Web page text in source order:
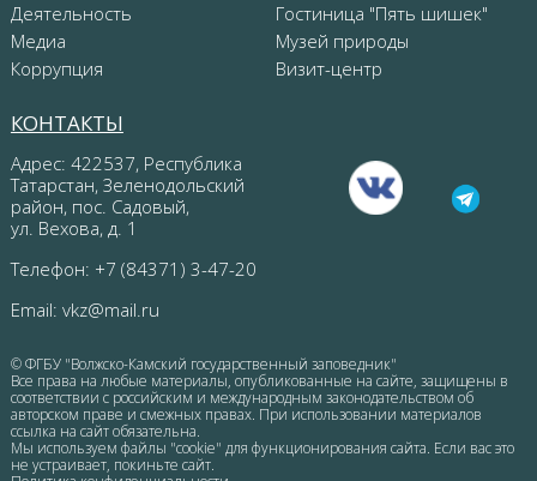
Деятельность
Медиа
Коррупция
Гостиница "Пять шишек"
Музей природы
Визит-центр
КОНТАКТЫ
Адрес: 422537, Республика
Татарстан, Зеленодольский
район, пос. Садовый,
ул. Вехова, д. 1
Телефон: +7 (84371) 3-47-20
Email: vkz@mail.ru
© ФГБУ "Волжско-Камский государственный заповедник"
Все права на любые материалы, опубликованные на сайте, защищены в
соответствии с российским и международным законодательством об
авторском праве и смежных правах. При использовании материалов
ссылка на сайт обязательна.
Мы используем файлы "cookie" для функционирования сайта. Если вас это
не устраивает, покиньте сайт.